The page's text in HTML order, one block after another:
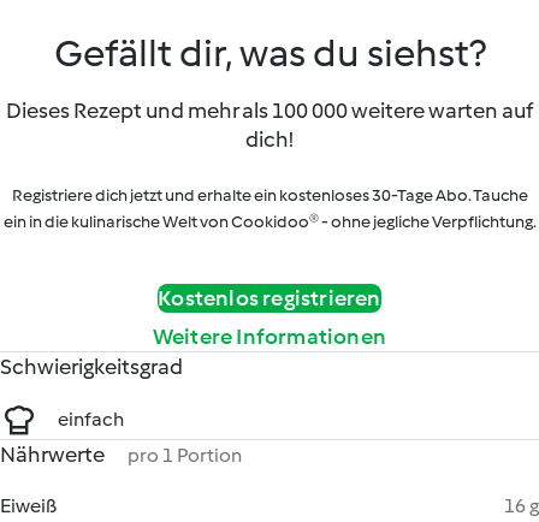
Gefällt dir, was du siehst?
Dieses Rezept und mehr als 100 000 weitere warten auf
dich!
Registriere dich jetzt und erhalte ein kostenloses 30-Tage Abo. Tauche
ein in die kulinarische Welt von Cookidoo® - ohne jegliche Verpflichtung.
Kostenlos registrieren
Weitere Informationen
Schwierigkeitsgrad
einfach
Nährwerte pro 1 Portion
Eiweiß
16 g